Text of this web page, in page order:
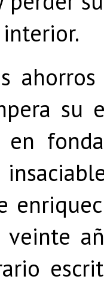
su
en
veinte